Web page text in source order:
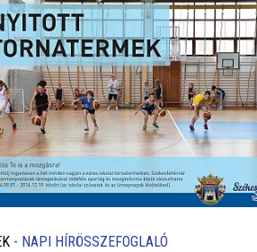
- NAPI HÍRÖSSZEFOGLALÓ